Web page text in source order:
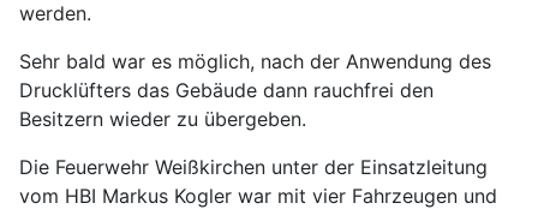
werden.
Sehr bald war es möglich, nach der Anwendung des
Drucklüfters das Gebäude dann rauchfrei den
Besitzern wieder zu übergeben.
Die Feuerwehr Weißkirchen unter der Einsatzleitung
vom HBI Markus Kogler war mit vier Fahrzeugen und